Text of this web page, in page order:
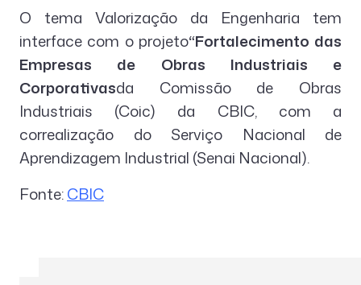
O tema Valorização da Engenharia tem
interface com o projeto“Fortalecimento das
Empresas de Obras Industriais e
Corporativasda Comissão de Obras
Industriais (Coic) da CBIC, com a
correalização do Serviço Nacional de
Aprendizagem Industrial (Senai Nacional).
Fonte:CBIC